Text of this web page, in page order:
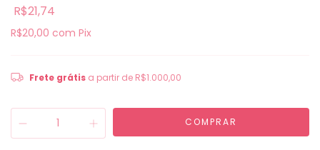
R$21,74
R$20,00 com Pix
Frete grátis a partir de R$1.000,00